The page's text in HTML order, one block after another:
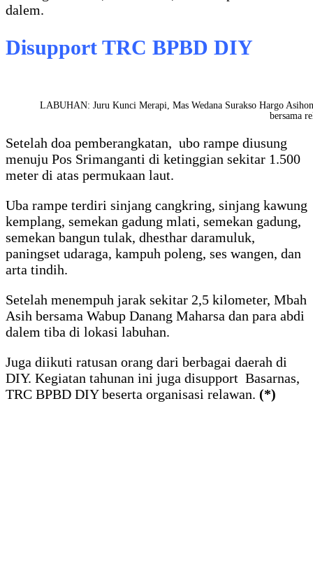
dalem.
Disupport TRC BPBD DIY
LABUHAN: Juru Kunci Merapi, Mas Wedana Surakso Hargo
bersama
Setelah doa pemberangkatan, ubo rampe diusung
menuju Pos Srimanganti di ketinggian sekitar 1.500
meter di atas permukaan laut.
Uba rampe terdiri sinjang cangkring, sinjang kawung
kemplang, semekan gadung mlati, semekan gadung,
semekan bangun tulak, dhesthar daramuluk,
paningset udaraga, kampuh poleng, ses wangen, dan
arta tindih.
Setelah menempuh jarak sekitar 2,5 kilometer, Mbah
Asih bersama Wabup Danang Maharsa dan para abdi
dalem tiba di lokasi labuhan.
Juga diikuti ratusan orang dari berbagai daerah di
DIY. Kegiatan tahunan ini juga disupport Basarnas,
TRC BPBD DIY beserta organisasi relawan. (*)